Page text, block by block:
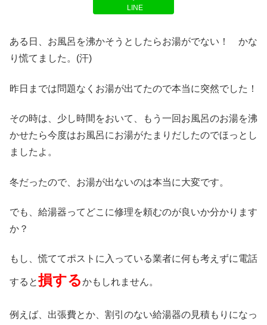
LINE
ある日、お風呂を沸かそうとしたらお湯がでない！ かな
り慌てました。(汗)
昨日までは問題なくお湯が出てたので本当に突然でした！
その時は、少し時間をおいて、もう一回お風呂のお湯を沸
かせたら今度はお風呂にお湯がたまりだしたのでほっとし
ましたよ。
冬だったので、お湯が出ないのは本当に大変です。
でも、給湯器ってどこに修理を頼むのが良いか分かります
か？
もし、慌ててポストに入っている業者に何も考えずに電話
すると損するかもしれません。
例えば、出張費とか、割引のない給湯器の見積もりになっ